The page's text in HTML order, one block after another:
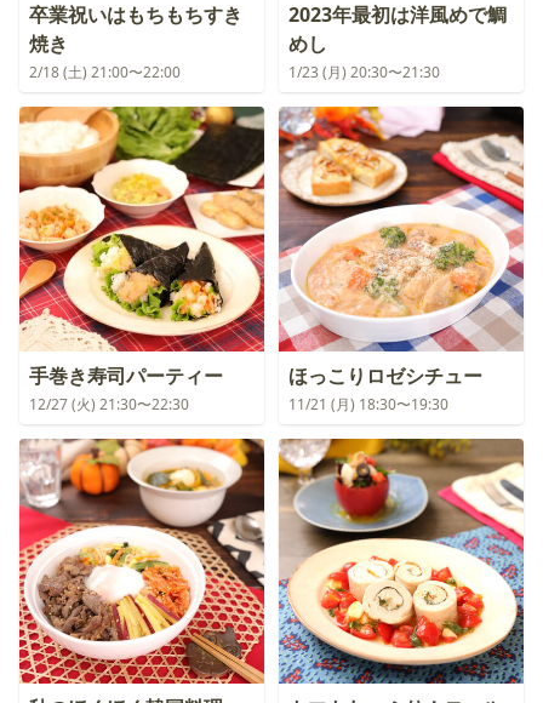
卒業祝いはもちもちすき
焼き
2/18 (土) 21:00〜22:00
2023年最初は洋風めで鯛
めし
1/23 (月) 20:30〜21:30
手巻き寿司パーティー
12/27 (火) 21:30〜22:30
ほっこりロゼシチュー
11/21 (月) 18:30〜19:30